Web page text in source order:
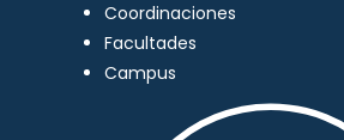
Coordinaciones
Facultades
Campus